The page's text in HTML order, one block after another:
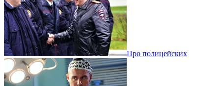
Про полицейских